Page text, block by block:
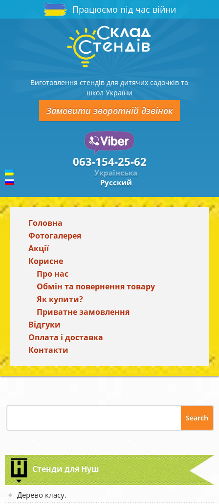
Працюємо під час війни
Виготовлення стендів для дитячих садочків та
школ України
Замовити зворотній дзвінок
063-154-25-62
Українська
Русский
Головна
Фотогалерея
Акції
Корисне
Про нас
Обмін та повернення товару
Як купити?
Приватне замовлення
Відгуки
Оплата і доставка
Контакти
Стенди для Нуш
Дерево класу.